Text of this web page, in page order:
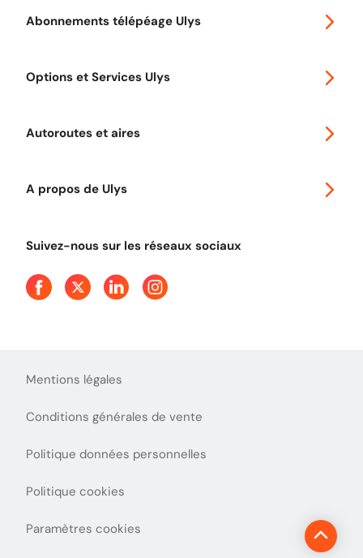
Abonnements télépéage Ulys
Options et Services Ulys
Autoroutes et aires
A propos de Ulys
Presse
Suivez-nous sur les réseaux sociaux
Mentions légales
Conditions générales de vente
Politique données personnelles
Politique cookies
Paramètres cookies